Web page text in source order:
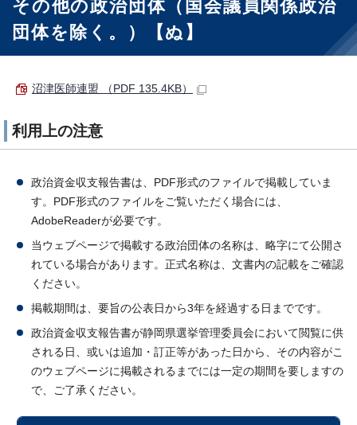
その他の政治団体（国会議員関係政治
団体を除く。）【ぬ】
沼津医師連盟 （PDF 135.4KB）
利用上の注意
政治資金収支報告書は、PDF形式のファイルで掲載していま
す。PDF形式のファイルをご覧いただく場合には、
AdobeReaderが必要です。
当ウェブページで掲載する政治団体の名称は、略字にて公開さ
れている場合があります。正式名称は、文書内の記載をご確認
ください。
掲載期間は、要旨の公表日から3年を経過する日までです。
政治資金収支報告書が静岡県選挙管理委員会において閲覧に供
される日、或いは追加・訂正等があった日から、その内容がこ
のウェブページに掲載されるまでには一定の期間を要しますの
で、ご了承ください。